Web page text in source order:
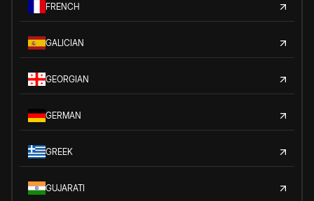
FRENCH
GALICIAN
GEORGIAN
GERMAN
GREEK
GUJARATI